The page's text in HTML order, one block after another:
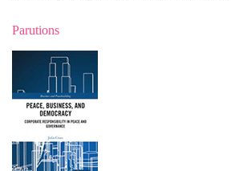
Parutions